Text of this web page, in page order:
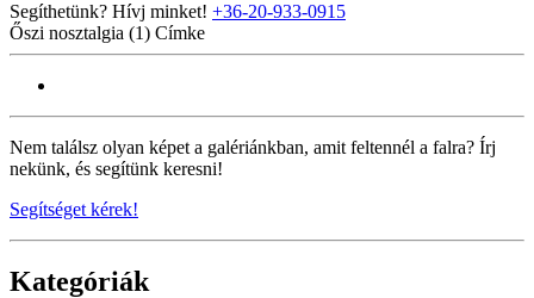
Segíthetünk? Hívj minket! +36-20-933-0915
Őszi nosztalgia (1) Címke
Nem találsz olyan képet a galériánkban, amit feltennél a falra? Írj
nekünk, és segítünk keresni!
Segítséget kérek!
Kategóriák